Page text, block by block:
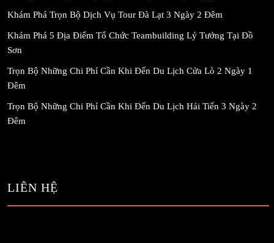
Khám Phá Trọn Bộ Dịch Vụ Tour Đà Lạt 3 Ngày 2 Đêm
Khám Phá 5 Địa Điểm Tổ Chức Teambuilding Lý Tưởng Tại Đồ
Sơn
Trọn Bộ Những Chi Phí Cần Khi Đến Du Lịch Cửa Lò 2 Ngày 1
Đêm
Trọn Bộ Những Chi Phí Cần Khi Đến Du Lịch Hải Tiến 3 Ngày 2
Đêm
LIÊN HỆ